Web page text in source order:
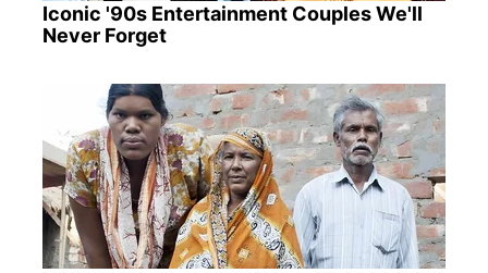
Iconic '90s Entertainment Couples We'll
Never Forget